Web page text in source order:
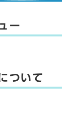
ー
ついて